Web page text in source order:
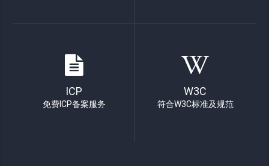
ICP
免费ICP备案服务
W3C
符合W3C标准及规范